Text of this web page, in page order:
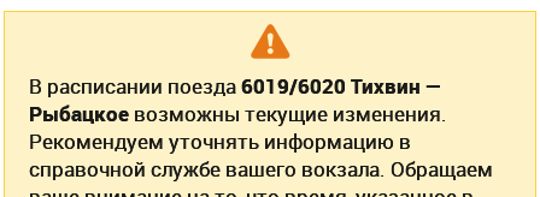
В расписании поезда6019/6020 Тихвин —
Рыбацкое возможны текущие изменения.
Рекомендуем уточнять информацию в
справочной службе вашего вокзала. Обращаем